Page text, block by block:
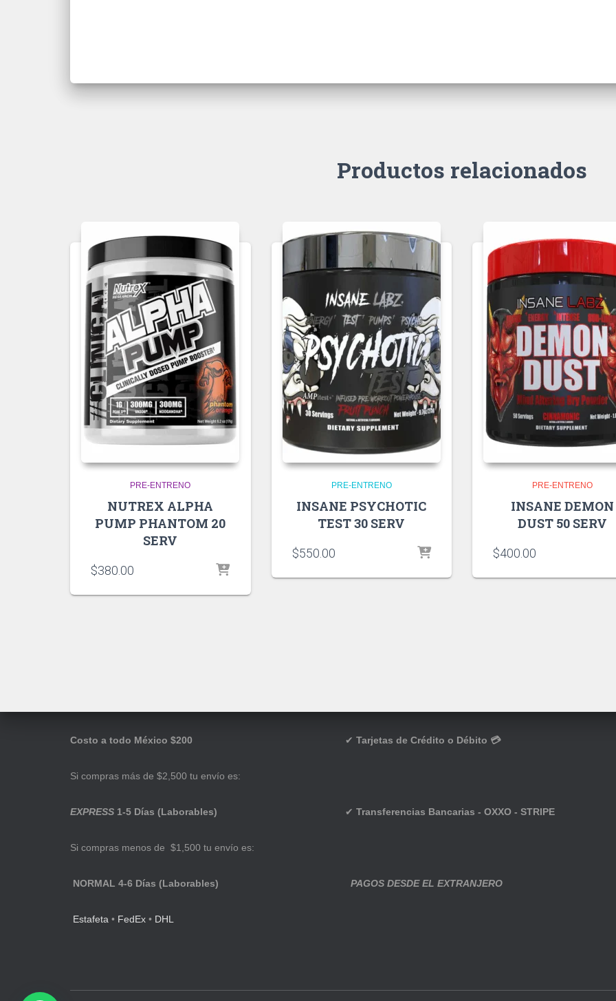
Productos relacionados
PRE-ENTRENO
NUTREX ALPHA
PUMP PHANTOM 20
SERV
$380.00
PRE-ENTRENO
INSANE PSYCHOTIC
TEST 30 SERV
$550.00
PRE-ENTRENO
INSANE DEMON
DUST 50 SERV
$400.00
Costo a todo México $200
Si compras más de $2,500 tu envío es:
EXPRESS 1-5 Días (Laborables)
Si compras menos de $1,500 tu envío es:
NORMAL 4-6 Días (Laborables)
Estafeta • FedEx • DHL
✔ Tarjetas de Crédito o Débito 💳
✔ Transferencias Bancarias - OXXO - STRIPE
PAGOS DESDE EL EXTRANJERO